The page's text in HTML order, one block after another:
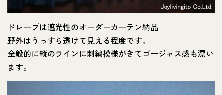
ドレープは遮光性のオーダーカーテン納品
野外はうっすら透けて見える程度です。
全般的に縦のラインに刺繍模様がきてゴージャス感も漂い
ます。